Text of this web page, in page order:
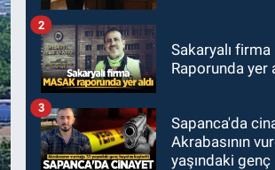
Sakaryalı firma
Raporunda yer
2
Sapanca'da
Akrabasının
yaşındaki genç
3